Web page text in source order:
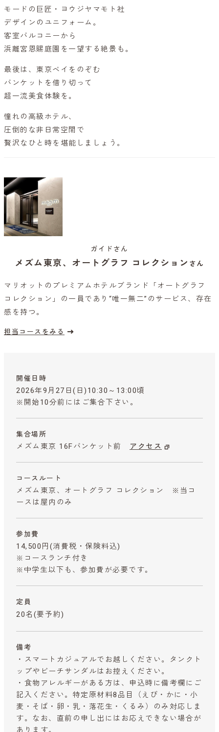
モードの巨匠・ヨウジヤマモト社
デザインのユニフォーム。
客室バルコニーから
浜離宮恩賜庭園を一望する絶景も。
最後は、東京ベイをのぞむ
バンケットを借り切って
超一流美食体験を。
憧れの高級ホテル、
圧倒的な非日常空間で
贅沢なひと時を堪能しましょう。
ガイドさん
メズム東京、オートグラフ コレクション さん
マリオットのプレミアムホテルブランド「オートグラフ
コレクション」の一員であり“唯一無二”のサービス、存在
感を持つ。
担当コースをみる
開催日時
2026年9月27日(日)10:30～13:00頃
※開始10分前にはご集合下さい。
集合場所
メズム東京 16Fバンケット前 アクセス
コースルート
メズム東京、オートグラフ コレクション ※当コ
ースは屋内のみ
参加費
14,500円 (消費税・保険料込)
※コースランチ付き
※中学生以下も、参加費が必要です。
定員
20名(要予約)
備考
・スマートカジュアルでお越しください。タンクト
ップやビーチサンダルはお控えください。
・食物アレルギーがある方は、申込時に備考欄にご
記入ください。特定原材料8品目（えび・かに・小
麦・そば・卵・乳・落花生・くるみ）のみ対応しま
す。なお、直前の申し出にはお応えできない場合が
あります。